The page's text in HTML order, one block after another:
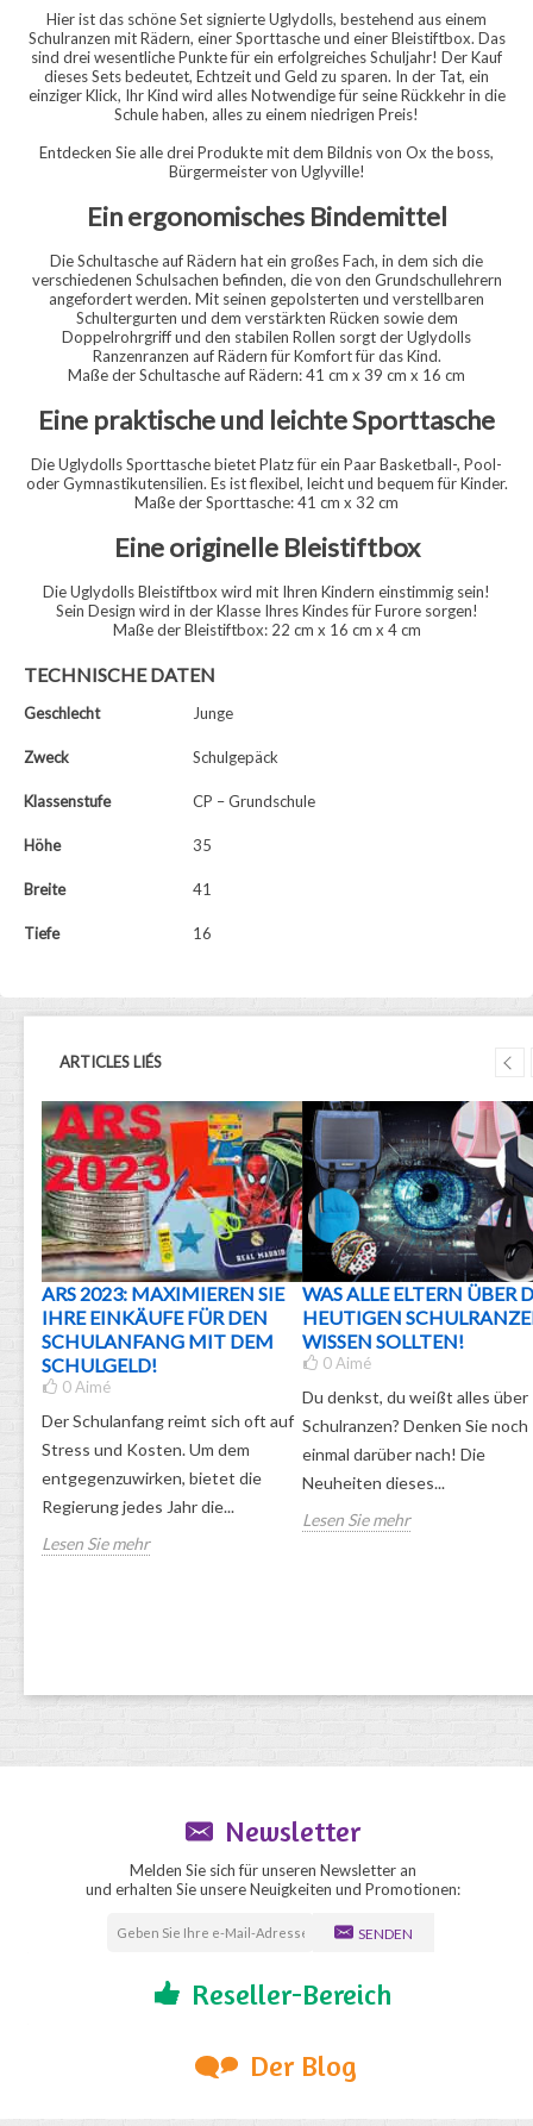
Hier ist das schöne Set signierte Uglydolls, bestehend aus einem
Schulranzen mit Rädern, einer Sporttasche und einer Bleistiftbox. Das
sind drei wesentliche Punkte für ein erfolgreiches Schuljahr! Der Kauf
dieses Sets bedeutet, Echtzeit und Geld zu sparen. In der Tat, ein
einziger Klick, Ihr Kind wird alles Notwendige für seine Rückkehr in die
Schule haben, alles zu einem niedrigen Preis!
Entdecken Sie alle drei Produkte mit dem Bildnis von Ox the boss,
Bürgermeister von Uglyville!
Ein ergonomisches Bindemittel
Die Schultasche auf Rädern hat ein großes Fach, in dem sich die
verschiedenen Schulsachen befinden, die von den Grundschullehrern
angefordert werden. Mit seinen gepolsterten und verstellbaren
Schultergurten und dem verstärkten Rücken sowie dem
Doppelrohrgriff und den stabilen Rollen sorgt der Uglydolls
Ranzenranzen auf Rädern für Komfort für das Kind.
Maße der Schultasche auf Rädern: 41 cm x 39 cm x 16 cm
Eine praktische und leichte Sporttasche
Die Uglydolls Sporttasche bietet Platz für ein Paar Basketball-, Pool-
oder Gymnastikutensilien. Es ist flexibel, leicht und bequem für Kinder.
Maße der Sporttasche: 41 cm x 32 cm
Eine originelle Bleistiftbox
Die Uglydolls Bleistiftbox wird mit Ihren Kindern einstimmig sein!
Sein Design wird in der Klasse Ihres Kindes für Furore sorgen!
Maße der Bleistiftbox: 22 cm x 16 cm x 4 cm
TECHNISCHE DATEN
Geschlecht Junge
Zweck Schulgepäck
Klassenstufe CP – Grundschule
Höhe 35
Breite 41
Tiefe 16
ARTICLES LIÉS
ARS 2023: MAXIMIEREN SIE
IHRE EINKÄUFE FÜR DEN
SCHULANFANG MIT DEM
SCHULGELD!
0Aimé
Der Schulanfang reimt sich oft auf
Stress und Kosten. Um dem
entgegenzuwirken, bietet die
Regierung jedes Jahr die...
Lesen Sie mehr
WAS ALLE ELTERN ÜBER
HEUTIGEN
WISSEN SOLLTEN!
0Aimé
Du denkst, du weißt alles über
Schulranzen? Denken Sie noch
einmal darüber nach! Die
Neuheiten dieses...
Lesen Sie mehr
Newsletter
Melden Sie sich für unseren Newsletter an
und erhalten Sie unsere Neuigkeiten und Promotionen:
SENDEN
Reseller-Bereich
Der Blog